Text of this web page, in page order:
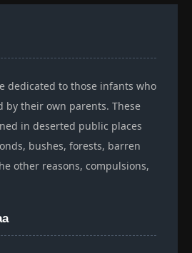
dedicated to those infants who
by their own parents. These
in deserted public places
bushes, forests, barren
other reasons, compulsions,